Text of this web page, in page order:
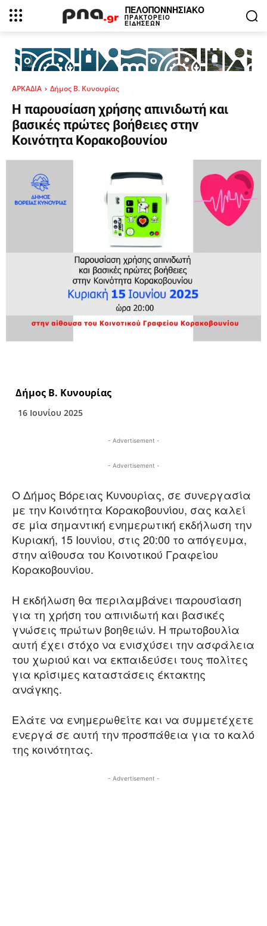
ΠΕΛΟΠΟΝΝΗΣΙΑΚΟ
ΠΡΑΚΤΟΡΕΙΟ
ΕΙΔΗΣΕΩΝ
ΑΡΚΑΔΙΑ Δήμος Β. Κυνουρίας
H παρουσίαση χρήσης απινιδωτή και
βασικές πρώτες βοήθειες στην
Κοινότητα Κορακοβουνίου
Δήμος Β. Κυνουρίας
16 Ιουνίου 2025
- Advertisement -
- Advertisement -
Ο Δήμος Βόρειας Κυνουρίας, σε συνεργασία
με την Κοινότητα Κορακοβουνίου, σας καλεί
σε μία σημαντική ενημερωτική εκδήλωση την
Κυριακή, 15 Ιουνίου, στις 20:00 το απόγευμα,
στην αίθουσα του Κοινοτικού Γραφείου
Κορακοβουνίου.
Η εκδήλωση θα περιλαμβάνει παρουσίαση
για τη χρήση του απινιδωτή και βασικές
γνώσεις πρώτων βοηθειών. Η πρωτοβουλία
αυτή έχει στόχο να ενισχύσει την ασφάλεια
του χωριού και να εκπαιδεύσει τους πολίτες
για κρίσιμες καταστάσεις έκτακτης
ανάγκης.
Ελάτε να ενημερωθείτε και να συμμετέχετε
ενεργά σε αυτή την προσπάθεια για το καλό
της κοινότητας.
- Advertisement -